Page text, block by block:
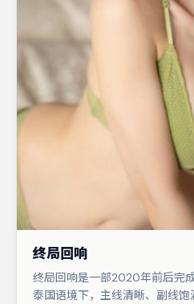
终局回响
终局回响是一部2020年前后完
泰国语境下，主线清晰、副线饱